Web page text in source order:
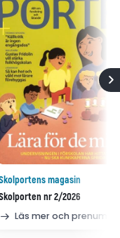
magasin
nr 2/2026
Läs mer och